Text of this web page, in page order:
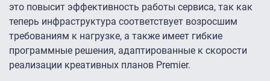
это повысит эффективность работы сервиса, так как
теперь инфраструктура соответствует возросшим
требованиям к нагрузке, а также имеет гибкие
программные решения, адаптированные к скорости
реализации креативных планов Premier.